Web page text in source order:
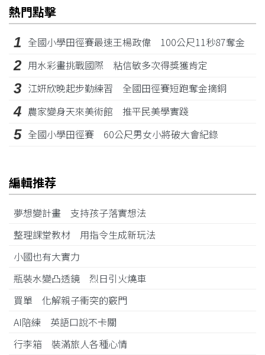
熱門點擊
1 全國小學田徑賽最速王楊政偉 100公尺11秒87奪金
2 用水彩畫挑戰國際 粘信敏多次得獎獲肯定
3 江姸欣晚起步勤練習 全國田徑賽短跑奪金摘銅
4 農家變身天來美術館 推平民美學實踐
5 全國小學田徑賽 60公尺男女小將破大會紀錄
編輯推荐
夢想變計畫 支持孩子落實想法
整理課堂教材 用指令生成新玩法
小國也有大實力
瓶裝水變凸透鏡 烈日引火燒車
買單 化解親子衝突的竅門
AI陪練 英語口說不卡關
行李箱 裝滿旅人各種心情